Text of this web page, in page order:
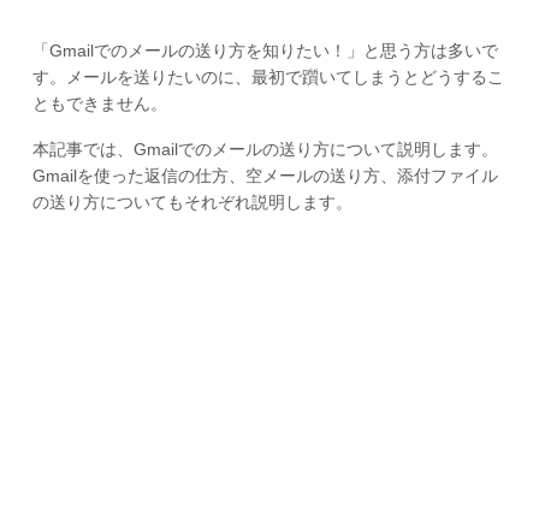
「Gmailでのメールの送り方を知りたい！」と思う方は多いで
す。メールを送りたいのに、最初で躓いてしまうとどうするこ
ともできません。
本記事では、Gmailでのメールの送り方について説明します。
Gmailを使った返信の仕方、空メールの送り方、添付ファイル
の送り方についてもそれぞれ説明します。